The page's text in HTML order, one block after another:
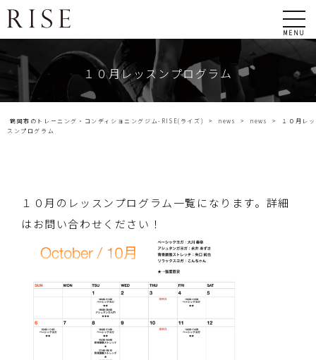
MENU
１０月レッスンプログラム
鶴岡市のトレーニング・コンディショニングジム-RISE(ライズ) > news > news >
１０月レッ
スンプログラム
１０月のレッスンプログラム一覧になります。詳細
はお問い合わせください！